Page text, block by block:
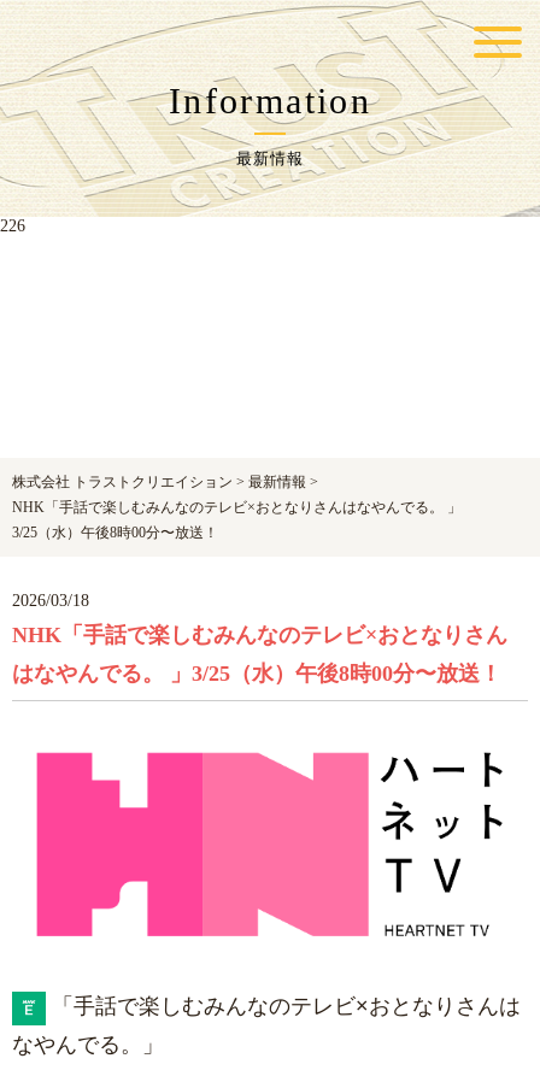
Warning : Undefined variable $postID in /home/trustcr/trust-
cr.com/public_html/wp-content/themes/jpcrest-themes/functions.phpon line
217
Warning : Undefined variable $postID in/home/trustcr/trust-
cr.com/public_html/wp-content/themes/jpcrest-themes/functions.php
on line
226
Information
最新情報
株式会社 トラストクリエイション > 最新情報 >
NHK「手話で楽しむみんなのテレビ×おとなりさんはなやんでる。 」
3/25（水）午後8時00分〜放送！
2026/03/18
NHK「手話で楽しむみんなのテレビ×おとなりさん
はなやんでる。 」3/25（水）午後8時00分〜放送！
「手話で楽しむみんなのテレビ×おとなりさんは
なやんでる。
」